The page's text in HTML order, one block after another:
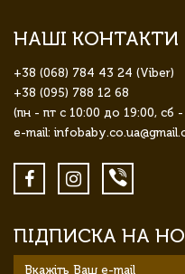
НАШІ КОНТАКТИ
+38 (068) 784 43 24 (Viber)
+38 (095) 788 12 68
(пн - пт с 10:00 до 19:00, сб
e-mail:
ПІДПИСКА НА